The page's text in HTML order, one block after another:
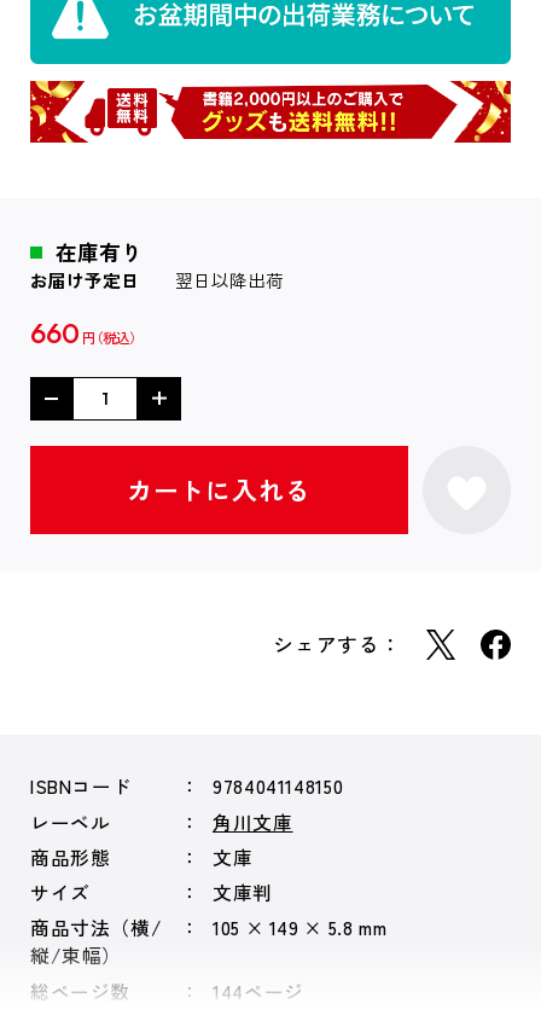
在庫有り
お届け予定日 翌日以降出荷
660 円
シェアする：
ISBNコード
9784041148150
レーベル
角川文庫
商品形態
文庫
サイズ
文庫判
商品寸法（横/
縦/束幅）
105 × 149 × 5.8 mm
総ページ数 144ページ